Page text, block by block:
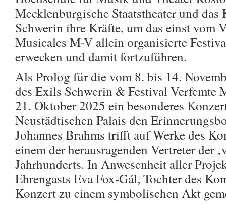
Mecklenburgische Staatstheater und
Schwerin ihre Kräfte, um das einst vom
Musicales M-V allein organisierte
erwecken und damit fortzuführen.
Als Prolog für die vom 8. bis 14.
des Exils Schwerin & Festival Verfemte
21. Oktober 2025 ein besonderes
Neustädtischen Palais den
Johannes Brahms trifft auf Werke des
einem der herausragenden Vertreter der
Jahrhunderts. In Anwesenheit aller
Ehrengasts Eva Fox-Gál, Tochter des
Konzert zu einem symbolischen Akt